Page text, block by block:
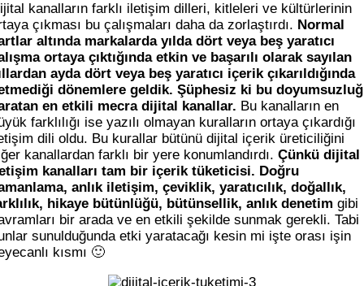
kanalların farklı iletişim dilleri, kitleleri ve kültürlerinin
çıkması bu çalışmaları daha da zorlaştırdı. Normal
altında markalarda yılda dört veya beş yaratıcı
ortaya çıktığında etkin ve başarılı olarak sayılan
ayda dört veya beş yaratıcı içerik çıkarıldığında
dönemlere geldik. Şüphesiz ki bu
en etkili mecra dijital kanallar. Bu kanalların en
farklılığı ise yazılı olmayan kuralların ortaya çıkardığı
dili oldu. Bu kurallar bütünü dijital içerik üreticiliğini
kanallardan farklı bir yere konumlandırdı. Çünkü dijital
kanalları tam bir içerik tüketicisi. Doğru
anlık iletişim, çeviklik, yaratıcılık, doğallık,
hikaye bütünlüğü, bütünsellik, anlık denetim gibi
bir arada ve en etkili şekilde sunmak gerekli. Tabi
sunulduğunda etki yaratacağı kesin mi işte orası işin
kısmı 🙂